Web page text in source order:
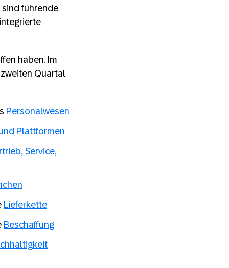
sind führende
haben. Im
Quartal
Personalwesen
Plattformen
Service,
Lieferkette
Beschaffung